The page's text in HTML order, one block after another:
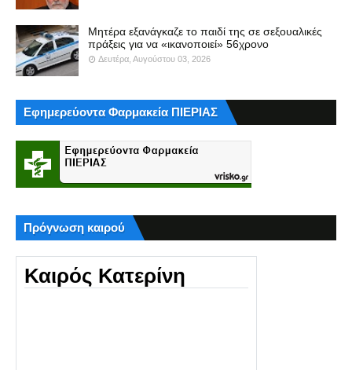
Μητέρα εξανάγκαζε το παιδί της σε σεξουαλικές
πράξεις για να «ικανοποιεί» 56χρονο
Δευτέρα, Αυγούστου 03, 2026
Εφημερεύοντα Φαρμακεία ΠΙΕΡΙΑΣ
Πρόγνωση καιρού
Καιρός Κατερίνη